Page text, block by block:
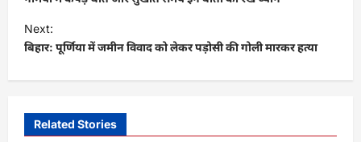
s
t
v
Next:
बिहार: पूर्णिया में जमीन विवाद को लेकर पड़ोसी की गोली मारकर हत्या
Related Stories